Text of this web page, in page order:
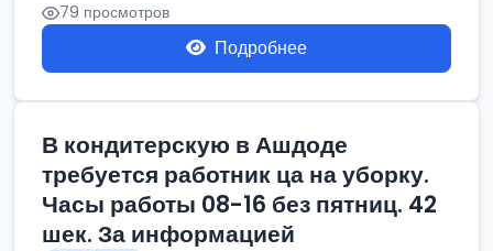
79 просмотров
Подробнее
В кондитерскую в Ашдоде
требуется работник ца на уборку.
Часы работы 08-16 без пятниц. 42
шек. За информацией